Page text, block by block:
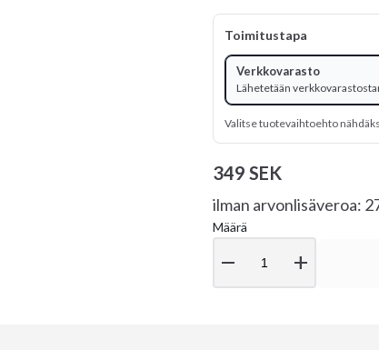
Toimitustapa
Verkkovarasto
Lähetetään
Valitse tuotevaihtoehto
349 SEK
ilman arvonlisäveroa:
Määrä
remove add